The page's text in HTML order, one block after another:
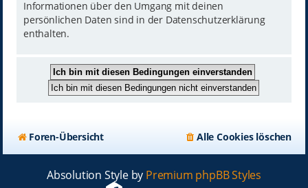
Informationen über den Umgang mit deinen
persönlichen Daten sind in der Datenschutzerklärung
enthalten.
Foren-Übersicht Alle Cookies löschen
Absolution Style by Premium phpBB Styles